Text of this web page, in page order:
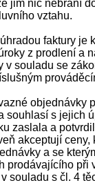
jim nic nebrání
vztahu.
faktury je
z prodlení a
v souladu se
objednávky
souhlasí s jejich
zaslala a
akceptují ceny,
a se
prodávajícího při
souladu s čl. 4